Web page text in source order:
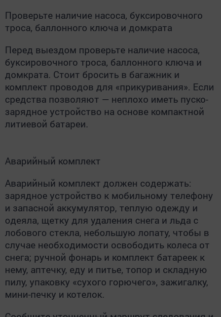
Проверьте наличие насоса, буксировочного
троса, баллонного ключа и домкрата
Перед выездом проверьте наличие насоса,
буксировочного троса, баллонного ключа и
домкрата. Стоит бросить в багажник и
комплект проводов для «прикуривания». Если
средства позволяют — неплохо иметь пуско-
зарядное устройство на основе компактной
литиевой батареи.
Аварийный комплект
Аварийный комплект должен содержать:
зарядное устройство к мобильному телефону
и запасной аккумулятор, теплую одежду и
одеяла, щетку для удаления снега и льда с
лобового стекла, небольшую лопату, чтобы в
случае необходимости освободить колеса от
снега; ручной фонарь и комплект батареек к
нему, аптечку, еду и питье, топор и складную
пилу, упаковку «сухого горючего», зажигалку,
мини-печку и котелок.